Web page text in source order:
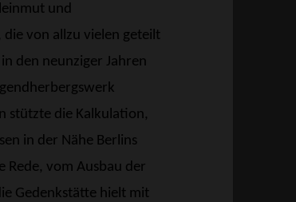
und
von allzu vielen geteilt
den neunziger Jahren
stützte die Kalkulation,
in der Nähe Berlins
Rede, vom Ausbau der
Gedenkstätte hielt mit